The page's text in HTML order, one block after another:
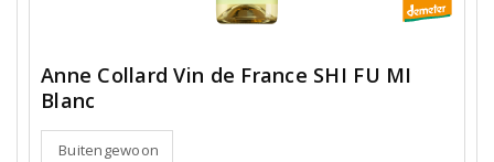
Anne Collard Vin de France SHI FU MI
Blanc
Buitengewoon